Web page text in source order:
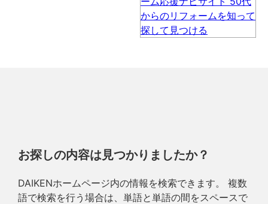
お探しの内容は見つかりましたか？
DAIKENホームページ内の情報を検索できます。 複数
語で検索を行う場合は、単語と単語の間をスペースで